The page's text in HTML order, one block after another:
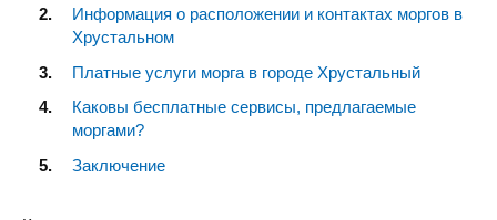
Информация о расположении и контактах моргов в
Хрустальном
Платные услуги морга в городе Хрустальный
Каковы бесплатные сервисы, предлагаемые
моргами?
Заключение